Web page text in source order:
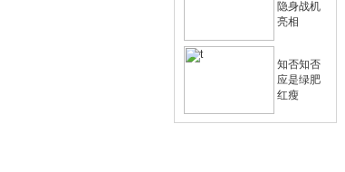
隐身战机
亮相
知否知否
应是绿肥
红瘦